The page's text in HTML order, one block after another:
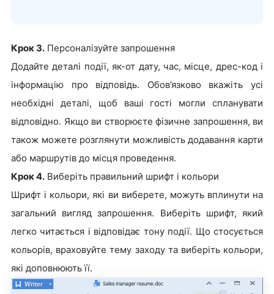
Крок 3. Персоналізуйте запрошення
Додайте деталі події, як-от дату, час, місце, дрес-код і
інформацію про відповідь. Обов’язково вкажіть усі
необхідні деталі, щоб ваші гості могли спланувати
відповідно. Якщо ви створюєте фізичне запрошення, ви
також можете розглянути можливість додавання карти
або маршрутів до місця проведення.
Крок 4. Виберіть правильний шрифт і кольори
Шрифт і кольори, які ви виберете, можуть вплинути на
загальний вигляд запрошення. Виберіть шрифт, який
легко читається і відповідає тону події. Що стосується
кольорів, враховуйте тему заходу та виберіть кольори,
які доповнюють її.